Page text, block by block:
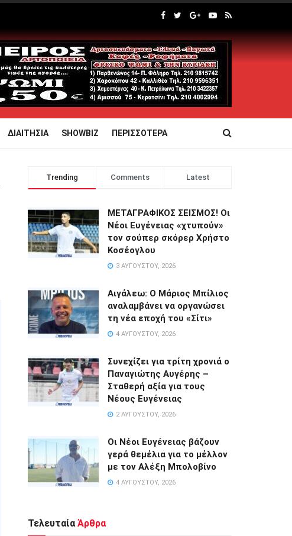
ΔΙΑΙΤΗΣΙΑ SHOWBIZ ΠΕΡΙΣΣΟΤΕΡΑ
Trending Comments Latest
ΜΕΤΑΓΡΑΦΙΚΟΣ ΣΕΙΣΜΟΣ! Οι
Νέοι Ευγένειας «χτυπούν»
τον σούπερ σκόρερ Χρήστο
Κοσέογλου
3 ΑΥΓΟΎΣΤΟΥ, 2026
Αιγάλεω: Ο Μάριος Μπίλιος
αναλαμβάνει να οργανώσει
τη νέα εποχή του «Σίτι»
4 ΑΥΓΟΎΣΤΟΥ, 2026
Συνεχίζει για τρίτη χρονιά ο
Παναγιώτης Αυγέρης –
Σταθερή αξία για τους
Νέους Ευγένειας
2 ΑΥΓΟΎΣΤΟΥ, 2026
Οι Νέοι Ευγένειας βάζουν
γερά θεμέλια για το μέλλον
με τον Αλέξη Μπολοβίνο
4 ΑΥΓΟΎΣΤΟΥ, 2026
Τελευταία Άρθρα